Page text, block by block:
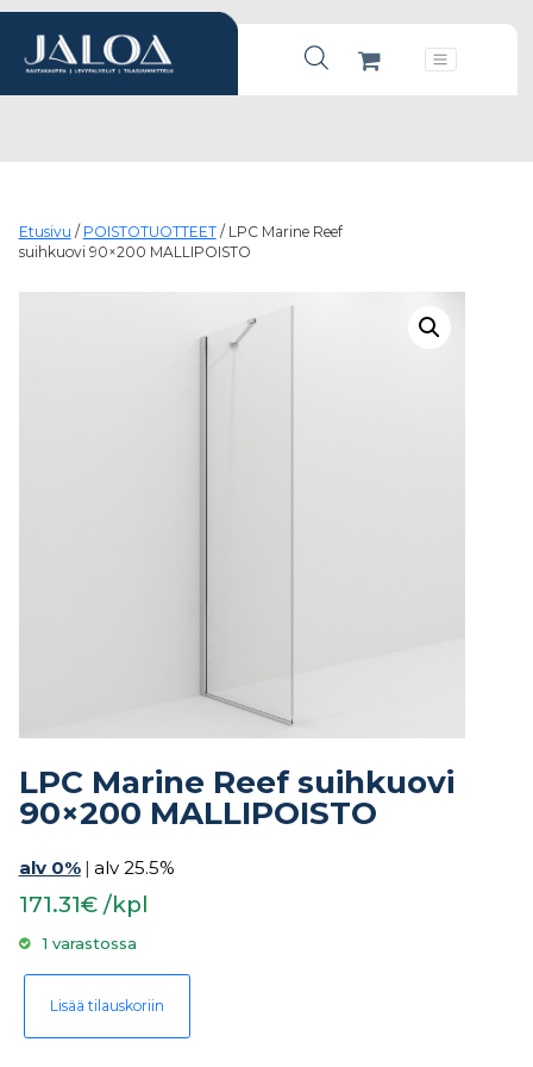
Products search
Päävalikko
Etusivu / POISTOTUOTTEET/ LPC Marine Reef
suihkuovi 90×200 MALLIPOISTO
LPC Marine Reef suihkuovi
90×200 MALLIPOISTO
alv 0% | alv 25.5%
171.31€ /kpl
1 varastossa
LPC Marine Reef suihkuovi 90x200 MALLIPOISTO määrä
Lisää tilauskoriin